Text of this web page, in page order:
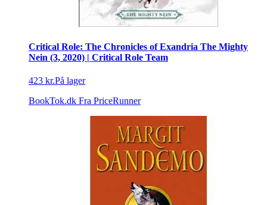
Critical Role: The Chronicles of Exandria The Mighty
Nein (3, 2020) | Critical Role Team
423 kr.På lager
BookTok.dk Fra PriceRunner